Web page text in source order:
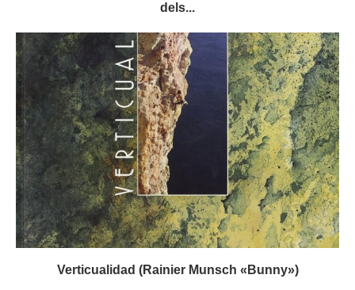
dels...
Verticualidad (Rainier Munsch «Bunny»)